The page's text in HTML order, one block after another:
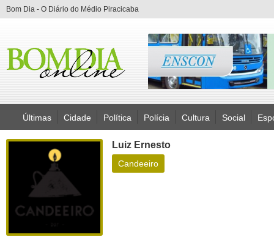
Bom Dia - O Diário do Médio Piracicaba
Últimas Cidade Política Polícia Cultura Social
Luiz Ernesto
Candeeiro